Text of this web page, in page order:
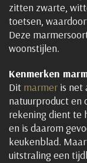
zitten zwarte,
toetsen,
Deze
woonstijlen.
Kenmerken
Dit marmeris net
natuurproduct en
rekening dient te
en is daarom
keukenblad.
uitstraling een